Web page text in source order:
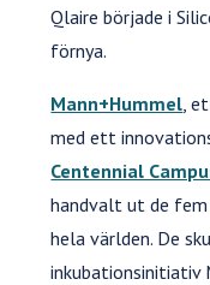
Qlaire började i
förnya.
Mann+Hummel ,
med ett
Centennial
handvalt ut de fem
hela världen. De